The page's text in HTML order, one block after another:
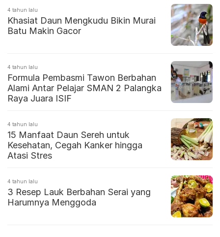
4 tahun lalu
Khasiat Daun Mengkudu Bikin Murai
Batu Makin Gacor
4 tahun lalu
Formula Pembasmi Tawon Berbahan
Alami Antar Pelajar SMAN 2 Palangka
Raya Juara ISIF
4 tahun lalu
15 Manfaat Daun Sereh untuk
Kesehatan, Cegah Kanker hingga
Atasi Stres
4 tahun lalu
3 Resep Lauk Berbahan Serai yang
Harumnya Menggoda